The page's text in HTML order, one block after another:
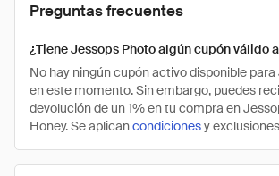
Preguntas frecuentes
¿Tiene Jessops Photo algún cupón válido
No hay ningún cupón activo disponible
en este momento. Sin embargo, puedes
devolución de un 1% en tu compra en
Honey. Se aplicancondicionesy